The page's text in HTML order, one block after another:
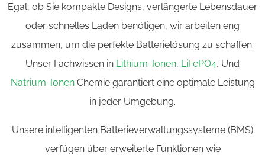
Egal, ob Sie kompakte Designs, verlängerte Lebensdauer
oder schnelles Laden benötigen, wir arbeiten eng
zusammen, um die perfekte Batterielösung zu schaffen.
Unser Fachwissen in Lithium-Ionen, LiFePO4, Und
Natrium-IonenChemie garantiert eine optimale Leistung
in jeder Umgebung.
Unsere intelligenten Batterieverwaltungssysteme (BMS)
verfügen über erweiterte Funktionen wie